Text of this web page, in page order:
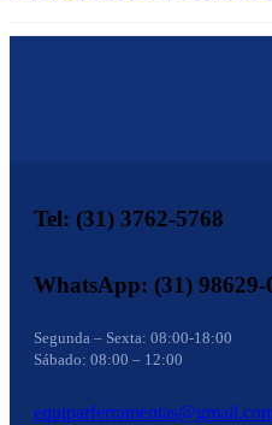
Tel: (31) 3762-5768
WhatsApp: (31) 98629-
Segunda – Sexta: 08:00-18:00
Sábado: 08:00 – 12:00